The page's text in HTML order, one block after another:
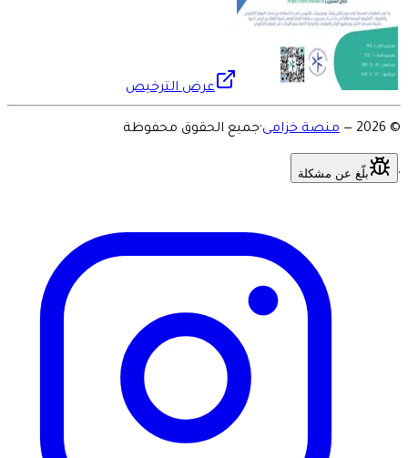
عرض الترخيص
©
2026
— منصة خزامى·جميع الحقوق محفوظة
· بلّغ عن مشكلة